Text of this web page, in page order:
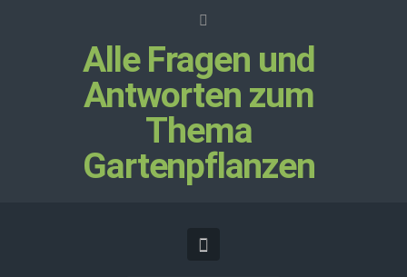
Alle Fragen und
Antworten zum
Thema
Gartenpflanzen